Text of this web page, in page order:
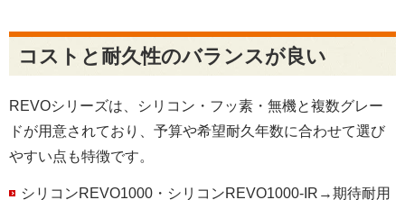
コストと耐久性のバランスが良い
REVOシリーズは、シリコン・フッ素・無機と複数グレー
ドが用意されており、予算や希望耐久年数に合わせて選び
やすい点も特徴です。
シリコンREVO1000・シリコンREVO1000-IR→期待耐用